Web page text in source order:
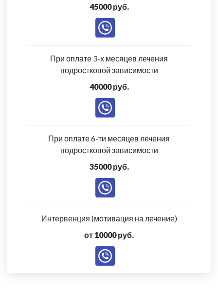
45000 руб.
При оплате 3-х месяцев лечения
подростковой зависимости
40000 руб.
При оплате 6-ти месяцев лечения
подростковой зависимости
35000 руб.
Интервенция (мотивация на лечение)
от 10000 руб.